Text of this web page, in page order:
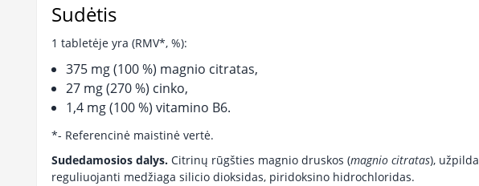
Sudėtis
1 tabletėje yra (RMV*, %):
375 mg (100 %) magnio citratas,
27 mg (270 %) cinko,
1,4 mg (100 %) vitamino B6.
*- Referencinė maistinė vertė.
Sudedamosios dalys. Citrinų rūgšties magnio druskos (magnio citratas),
reguliuojanti medžiaga silicio dioksidas, piridoksino hidrochloridas.